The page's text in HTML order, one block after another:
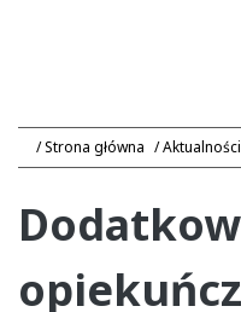
Strona główna Aktualności